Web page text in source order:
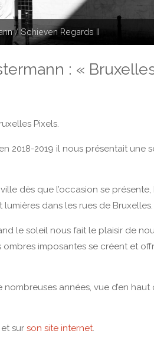
/ Schieven Regards II
: «
Pixels.
en 2018-2019 il nous présentait une
dès que l’occasion se présente,
dans les rues de Bruxelles.
le soleil nous fait le plaisir de
ombres imposantes se créent et
années, vue d’en haut
et sur son site internet.